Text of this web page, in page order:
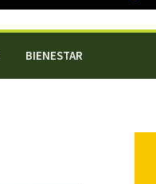
BIENESTAR